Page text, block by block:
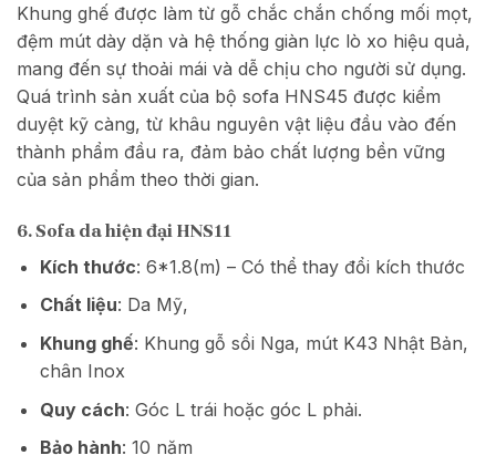
Khung ghế được làm từ gỗ chắc chắn chống mối mọt,
đệm mút dày dặn và hệ thống giàn lực lò xo hiệu quả,
mang đến sự thoải mái và dễ chịu cho người sử dụng.
Quá trình sản xuất của bộ sofa HNS45 được kiểm
duyệt kỹ càng, từ khâu nguyên vật liệu đầu vào đến
thành phẩm đầu ra, đảm bảo chất lượng bền vững
của sản phẩm theo thời gian.
6. Sofa da hiện đại HNS11
Kích thước: 6*1.8(m) – Có thể thay đổi kích thước
Chất liệu: Da Mỹ,
Khung ghế: Khung gỗ sồi Nga, mút K43 Nhật Bản,
chân Inox
Quy cách: Góc L trái hoặc góc L phải.
Bảo hành: 10 năm